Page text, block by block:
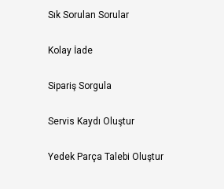
Sık Sorulan Sorular
Kolay İade
Sipariş Sorgula
Servis Kaydı Oluştur
Yedek Parça Talebi Oluştur